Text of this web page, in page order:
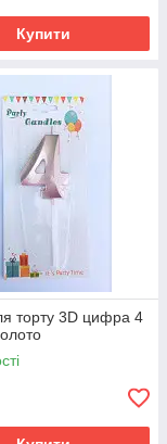
Купити
торту 3D цифра 4